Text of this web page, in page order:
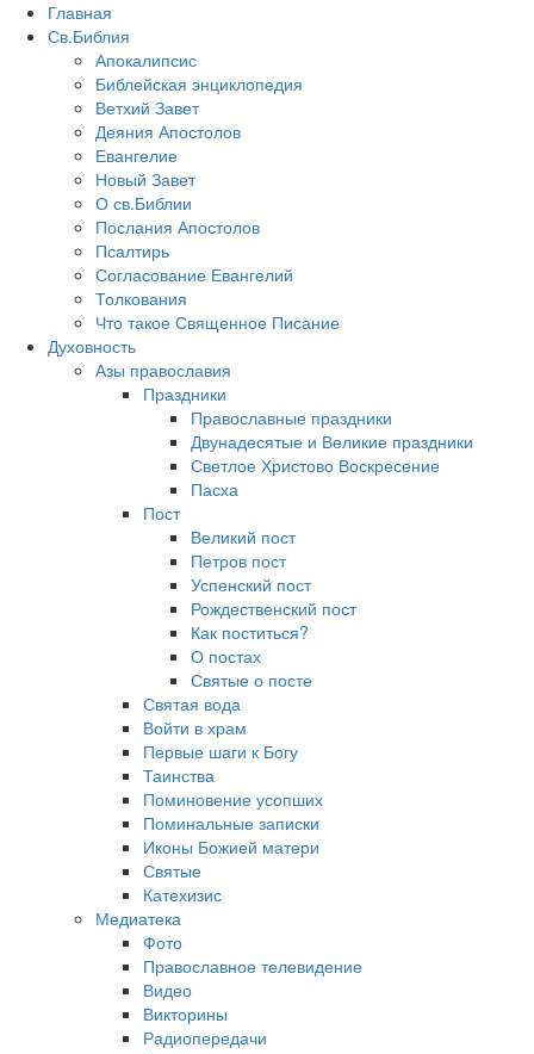
Главная
Св.Библия
Апокалипсис
Библейская энциклопедия
Ветхий Завет
Деяния Апостолов
Евангелие
Новый Завет
О св.Библии
Послания Апостолов
Псалтирь
Согласование Евангелий
Толкования
Что такое Священное Писание
Духовность
Азы православия
Праздники
Православные праздники
Двунадесятые и Великие праздники
Светлое Христово Воскресение
Пасха
Пост
Великий пост
Петров пост
Успенский пост
Рождественский пост
Как поститься?
О постах
Святые о посте
Святая вода
Войти в храм
Первые шаги к Богу
Таинства
Поминовение усопших
Поминальные записки
Иконы Божией матери
Святые
Катехизис
Медиатека
Фото
Православное телевидение
Видео
Викторины
Радиопередачи